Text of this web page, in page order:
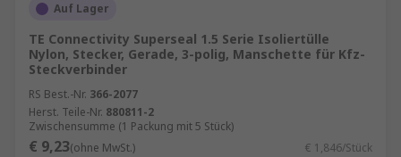
Auf Lager
TE Connectivity Superseal 1.5 Serie Isoliertülle
Nylon, Stecker, Gerade, 3-polig, Manschette für Kfz-
Steckverbinder
RS Best.-Nr. 366-2077
Herst. Teile-Nr. 880811-2
Zwischensumme (1 Packung mit 5 Stück)
€ 9,23(ohne MwSt.) € 1,846/Stück